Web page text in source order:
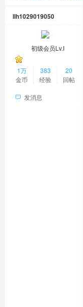
llh1029019050
初级会员Lv.Ⅰ
1万
金币
383
经验
20
回帖
发消息